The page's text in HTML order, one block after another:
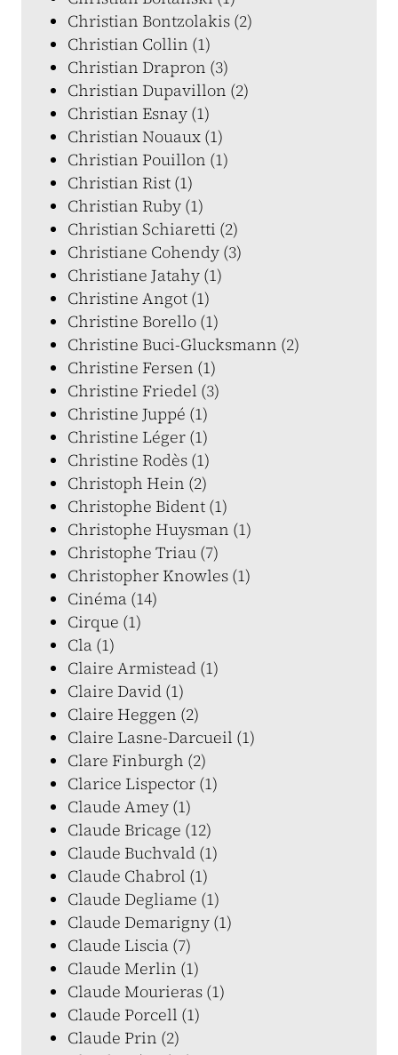
Christian Bontzolakis (2)
Christian Collin (1)
Christian Drapron (3)
Christian Dupavillon (2)
Christian Esnay (1)
Christian Nouaux (1)
Christian Pouillon (1)
Christian Rist (1)
Christian Ruby (1)
Christian Schiaretti (2)
Christiane Cohendy (3)
Christiane Jatahy (1)
Christine Angot (1)
Christine Borello (1)
Christine Buci-Glucksmann (2)
Christine Fersen (1)
Christine Friedel (3)
Christine Juppé (1)
Christine Léger (1)
Christine Rodès (1)
Christoph Hein (2)
Christophe Bident (1)
Christophe Huysman (1)
Christophe Triau (7)
Christopher Knowles (1)
Cinéma (14)
Cirque (1)
Cla (1)
Claire Armistead (1)
Claire David (1)
Claire Heggen (2)
Claire Lasne-Darcueil (1)
Clare Finburgh (2)
Clarice Lispector (1)
Claude Amey (1)
Claude Bricage (12)
Claude Buchvald (1)
Claude Chabrol (1)
Claude Degliame (1)
Claude Demarigny (1)
Claude Liscia (7)
Claude Merlin (1)
Claude Mourieras (1)
Claude Porcell (1)
Claude Prin (2)